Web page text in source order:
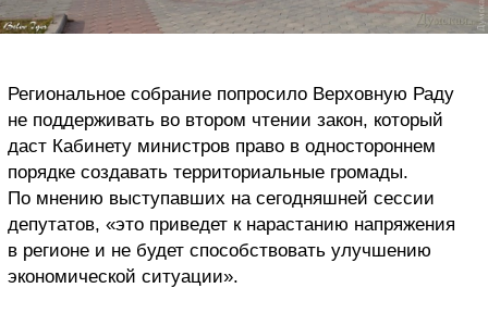
Региональное собрание попросило Верховную Раду
не поддерживать во втором чтении закон, который
даст Кабинету министров право в одностороннем
порядке создавать территориальные громады.
По мнению выступавших на сегодняшней сессии
депутатов, «это приведет к нарастанию напряжения
в регионе и не будет способствовать улучшению
экономической ситуации».